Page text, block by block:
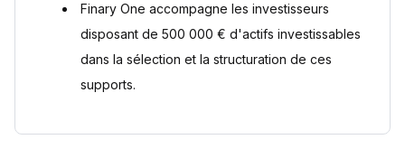
Finary One accompagne les investisseurs
disposant de 500 000 € d'actifs investissables
dans la sélection et la structuration de ces
supports.